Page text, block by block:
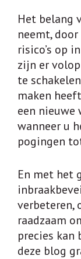
Het belang
neemt,
risico’s op
zijn er
te
maken
een nieuwe
wanneer u
pogingen
En met het
verbeteren,
raadzaam
precies kan
deze blog